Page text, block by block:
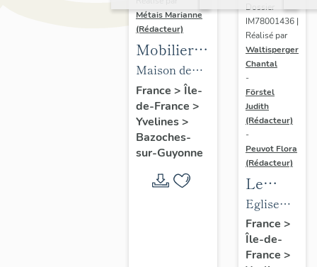
Métais Marianne
(Rédacteur)
Mobilier
de la
maison
Louis
Carré
Maison de
villégiature
dite maison
Louis Carré
France > Île-
de-France >
Yvelines>
Bazoches-
sur-Guyonne
Dossier
IM78001436 |
Réalisé par
Waltisperger
Chantal
-
Förstel
Judith
(Rédacteur)
-
Peuvot Flora
(Rédacteur)
Le
mobilier
de
l'église
Eglise
paroissiale
Saint-
Nicolas
France >
Île-de-
France >